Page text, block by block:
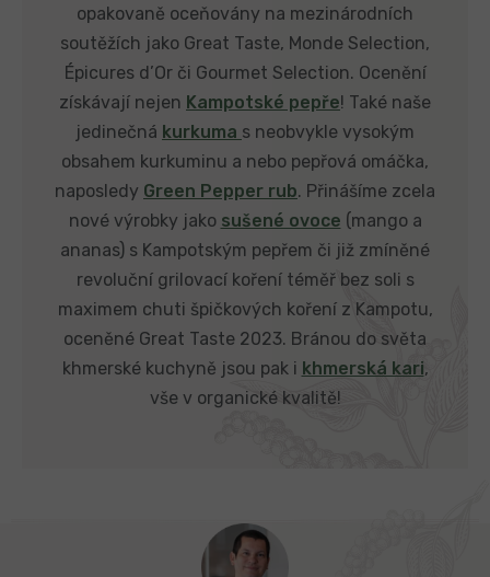
opakovaně oceňovány na mezinárodních
soutěžích jako Great Taste, Monde Selection,
Épicures d’Or či Gourmet Selection. Ocenění
získávají nejen Kampotské pepře! Také naše
jedinečná kurkuma s neobvykle vysokým
obsahem kurkuminu a nebo pepřová omáčka,
naposledy Green Pepper rub. Přinášíme zcela
nové výrobky jako sušené ovoce (mango a
ananas) s Kampotským pepřem či již zmíněné
revoluční grilovací koření téměř bez soli s
maximem chuti špičkových koření z Kampotu,
oceněné Great Taste 2023. Bránou do světa
khmerské kuchyně jsou pak i khmerská kari,
vše v organické kvalitě!